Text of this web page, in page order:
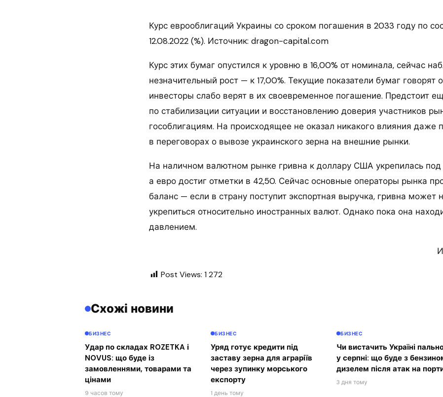
Курс еврооблигаций Украины со сроком погашения в 2033 году по
12.08.2022 (%). Источник: dragon-capital.com
Курс этих бумаг опустился к уровню в 16,00% от номинала, сейчас
незначительный рост — к 17,00%. Текущие показатели бумаг говорят
инвесторы слабо верят в их своевременное погашение. Предстоит
по стабилизации ситуации и восстановлению доверия участников
гособлигациям. На происходящее не оказал никакого влияния даже
в переговорах о вывозе украинского зерна на внешние рынки.
На наличном валютном рынке гривна к доллару США укрепилась
а евро достиг отметки в 42,50. Сейчас основные операторы рынка
баланс — если в страну поступит экспортная выручка, гривна может
укрепиться относительно иностранных валют. Однако пока она
давлением.
Post Views: 1 272
Схожі новини
БИЗНЕС
Удар по складах ROZETKA і
NOVUS: що буде із
замовленнями, товарами та
цінами
9 часов тому
БИЗНЕС
Уряд готує кредити під
заставу зерна для аграріїв
через зупинку морського
експорту
1 день тому
БИЗНЕС
Чи вистачить Україні
у серпні: що буде з
дизелем після атак на
3 дня тому